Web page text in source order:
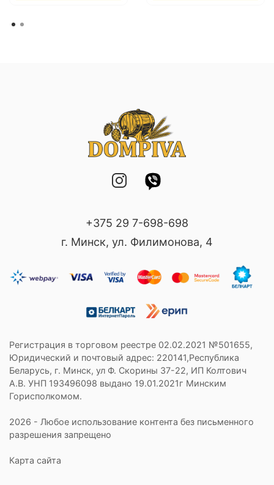
+375 29 7-698-698
г. Минск, ул. Филимонова, 4
Регистрация в торговом реестре 02.02.2021 №501655,
Юридический и почтовый адрес: 220141,Республика
Беларусь, г. Минск, ул Ф. Скорины 37-22, ИП Колтович
А.В. УНП 193496098 выдано 19.01.2021г Минским
Горисполкомом.
2026 - Любое использование контента без письменного
разрешения запрещено
Карта сайта